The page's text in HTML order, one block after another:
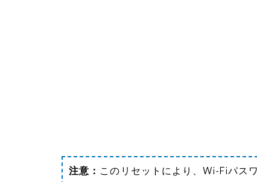
注意： このリセットにより、Wi-Fiパス